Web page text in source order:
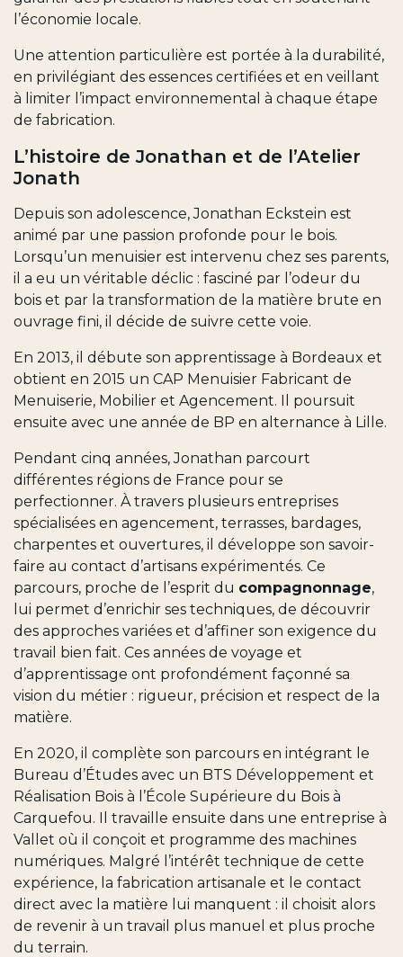
l’économie locale.
Une attention particulière est portée à la durabilité,
en privilégiant des essences certifiées et en veillant
à limiter l’impact environnemental à chaque étape
de fabrication.
L’histoire de Jonathan et de l’Atelier
Jonath
Depuis son adolescence, Jonathan Eckstein est
animé par une passion profonde pour le bois.
Lorsqu’un menuisier est intervenu chez ses parents,
il a eu un véritable déclic : fasciné par l’odeur du
bois et par la transformation de la matière brute en
ouvrage fini, il décide de suivre cette voie.
En 2013, il débute son apprentissage à Bordeaux et
obtient en 2015 un CAP Menuisier Fabricant de
Menuiserie, Mobilier et Agencement. Il poursuit
ensuite avec une année de BP en alternance à Lille.
Pendant cinq années, Jonathan parcourt
différentes régions de France pour se
perfectionner. À travers plusieurs entreprises
spécialisées en agencement, terrasses, bardages,
charpentes et ouvertures, il développe son savoir-
faire au contact d’artisans expérimentés. Ce
parcours, proche de l’esprit du compagnonnage,
lui permet d’enrichir ses techniques, de découvrir
des approches variées et d’affiner son exigence du
travail bien fait. Ces années de voyage et
d’apprentissage ont profondément façonné sa
vision du métier : rigueur, précision et respect de la
matière.
En 2020, il complète son parcours en intégrant le
Bureau d’Études avec un BTS Développement et
Réalisation Bois à l’École Supérieure du Bois à
Carquefou. Il travaille ensuite dans une entreprise à
Vallet où il conçoit et programme des machines
numériques. Malgré l’intérêt technique de cette
expérience, la fabrication artisanale et le contact
direct avec la matière lui manquent : il choisit alors
de revenir à un travail plus manuel et plus proche
du terrain.